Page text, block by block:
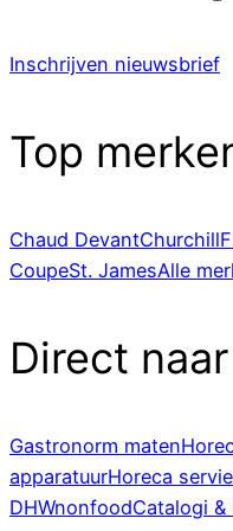
Inschrijven nieuwsbrief
Top
Chaud DevantChurchill
CoupeSt. JamesAlle
Direct naar
Gastronorm maten
apparatuurHoreca
DHWnonfoodCatalogi &